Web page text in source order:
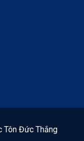
Tôn Đức Thắng